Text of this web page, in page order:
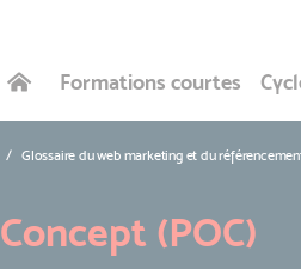
Formations courtes
Glossaire du web marketing et du
(POC)